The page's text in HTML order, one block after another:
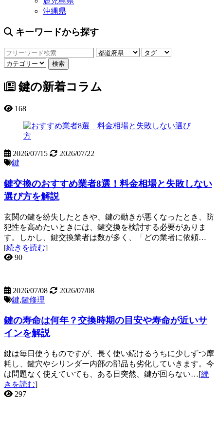
沖縄県
キーワードから探す
鍵の新着コラム
168
2026/07/15
2026/07/22
鍵
鍵交換のおすすめ業者8選！料金相場と失敗しない
選び方を解説
玄関の鍵を紛失したときや、鍵の動きが悪くなったとき、防
犯性を高めたいときには、鍵交換を検討する必要がありま
す。しかし、鍵交換業者は数が多く、「どの業者に依頼…
[続きを読む]
90
2026/07/08
2026/07/08
鍵,鍵修理
鍵の寿命は何年？交換時期の目安や寿命が近いサ
インを解説
鍵は毎日使うものですが、長く使い続けるうちに少しずつ摩
耗し、鍵穴やシリンダー内部の部品も劣化していきます。今
は問題なく使えていても、ある日突然、鍵が回らない…[続
きを読む]
297